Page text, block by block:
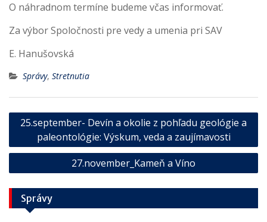
O náhradnom termíne budeme včas informovať.
Za výbor Spoločnosti pre vedy a umenia pri SAV
E. Hanušovská
Správy, Stretnutia
Navigácia
článku
25.september- Devín a okolie z pohľadu geológie a
paleontológie: Výskum, veda a zaujímavosti
27.november_Kameň a Víno
Správy